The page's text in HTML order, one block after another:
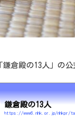
鎌倉殿の13人」の
鎌倉殿の13人
https://www6.nhk.or.jp/nhkpr/